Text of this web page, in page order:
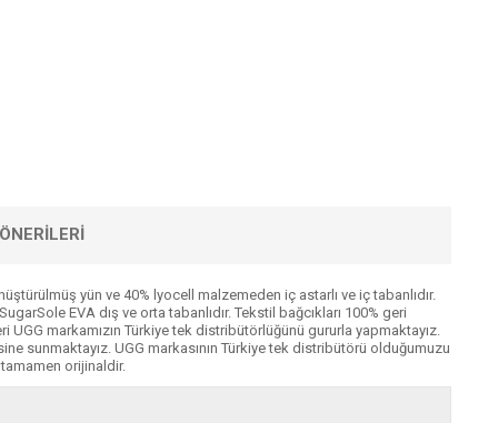
yün ve 40% lyocell malzemeden iç astarlı ve iç tabanlıdır.
EVA dış ve orta tabanlıdır. Tekstil bağcıkları 100% geri
markamızın Türkiye tek distribütörlüğünü gururla yapmaktayız.
sunmaktayız. UGG markasının Türkiye tek distribütörü olduğumuzu
orijinaldir.